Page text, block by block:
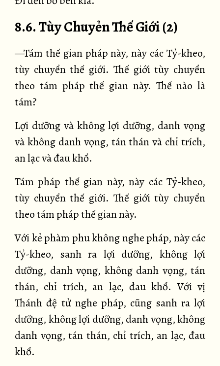
8.6. Tùy Chuyẻn Thế Giới (2)
—Tám thế gian pháp này, này các Tỷ-kheo,
tùy chuyển thế giới. Thế giới tùy chuyển
theo tám pháp thế gian này. Thế nào là
tám?
Lợi dưỡng và không lợi dưỡng, danh vọng
và không danh vọng, tán thán và chỉ trích,
an lạc và đau khổ.
Tám pháp thế gian này, này các Tỷ-kheo,
tùy chuyển thế giới. Thế giới tùy chuyển
theo tám pháp thế gian này.
Với kẻ phàm phu không nghe pháp, này các
Tỷ-kheo, sanh ra lợi dưỡng, không lợi
dưỡng, danh vọng, không danh vọng, tán
thán, chỉ trích, an lạc, đau khổ. Với vị
Thánh đệ tử nghe pháp, cũng sanh ra lợi
dưỡng, không lợi dưỡng, danh vọng, không
danh vọng, tán thán, chỉ trích, an lạc, đau
khổ.